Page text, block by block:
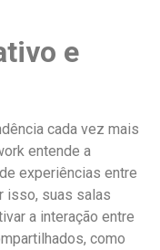
e
cada vez mais
entende a
experiências entre
isso, suas salas
a interação entre
como